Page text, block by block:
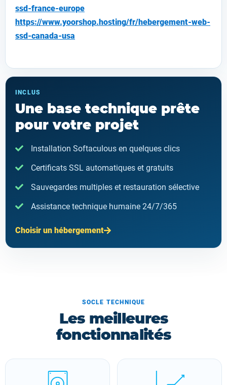
ssd-france-europe
https://www.yoorshop.hosting/fr/hebergement-web-
ssd-canada-usa
INCLUS
Une base technique prête
pour votre projet
Installation Softaculous en quelques clics
Certificats SSL automatiques et gratuits
Sauvegardes multiples et restauration sélective
Assistance technique humaine 24/7/365
Choisir un hébergement
SOCLE TECHNIQUE
Les meilleures
fonctionnalités